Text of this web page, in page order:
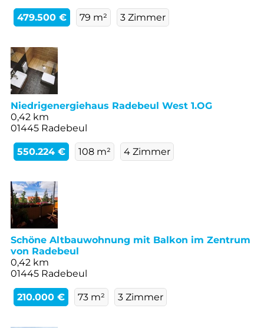
479.500 € 79 m² 3 Zimmer
Niedrigenergiehaus Radebeul West 1.OG
0,42 km
01445 Radebeul
550.224 € 108 m² 4 Zimmer
Schöne Altbauwohnung mit Balkon im Zentrum
von Radebeul
0,42 km
01445 Radebeul
210.000 € 73 m² 3 Zimmer